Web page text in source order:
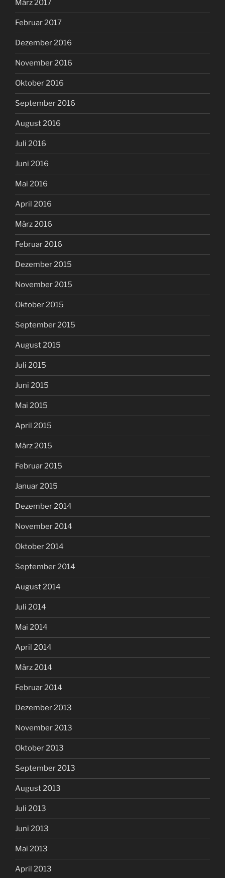
März 2017
Februar 2017
Dezember 2016
November 2016
Oktober 2016
September 2016
August 2016
Juli 2016
Juni 2016
Mai 2016
April 2016
März 2016
Februar 2016
Dezember 2015
November 2015
Oktober 2015
September 2015
August 2015
Juli 2015
Juni 2015
Mai 2015
April 2015
März 2015
Februar 2015
Januar 2015
Dezember 2014
November 2014
Oktober 2014
September 2014
August 2014
Juli 2014
Mai 2014
April 2014
März 2014
Februar 2014
Dezember 2013
November 2013
Oktober 2013
September 2013
August 2013
Juli 2013
Juni 2013
Mai 2013
April 2013